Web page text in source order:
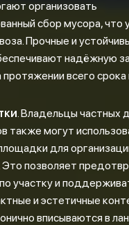
организовать
сбор мусора, что
Прочные и
надёжную
всего срока
. Владельцы частных
также могут
для
позволяет
участку и
и эстетичные
вписываются в